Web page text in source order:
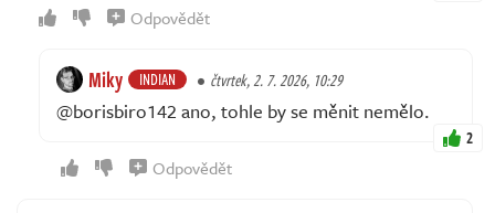
Odpovědět
Miky INDIAN čtvrtek, 2. 7. 2026, 10:29
@borisbiro142 ano, tohle by se měnit nemělo.
2
Odpovědět